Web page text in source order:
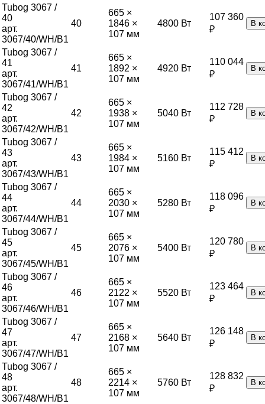
Tubog 3067 /
40
арт.
3067/40/WH/B1
40
665 ×
1846 ×
107 мм
4800 Вт
107 360
₽
В
Tubog 3067 /
41
арт.
3067/41/WH/B1
41
665 ×
1892 ×
107 мм
4920 Вт
110 044
₽
В
Tubog 3067 /
42
арт.
3067/42/WH/B1
42
665 ×
1938 ×
107 мм
5040 Вт
112 728
₽
В
Tubog 3067 /
43
арт.
3067/43/WH/B1
43
665 ×
1984 ×
107 мм
5160 Вт
115 412
₽
В
Tubog 3067 /
44
арт.
3067/44/WH/B1
44
665 ×
2030 ×
107 мм
5280 Вт
118 096
₽
В
Tubog 3067 /
45
арт.
3067/45/WH/B1
45
665 ×
2076 ×
107 мм
5400 Вт
120 780
₽
В
Tubog 3067 /
46
арт.
3067/46/WH/B1
46
665 ×
2122 ×
107 мм
5520 Вт
123 464
₽
В
Tubog 3067 /
47
арт.
3067/47/WH/B1
47
665 ×
2168 ×
107 мм
5640 Вт
126 148
₽
В
Tubog 3067 /
48
арт.
3067/48/WH/B1
48
665 ×
2214 ×
107 мм
5760 Вт
128 832
₽
В